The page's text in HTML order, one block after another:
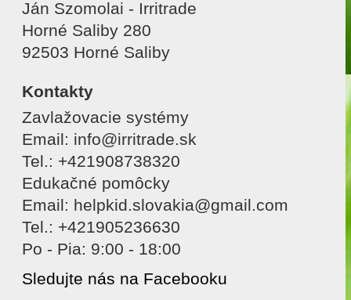
Ján Szomolai - Irritrade
Horné Saliby 280
92503 Horné Saliby
Kontakty
Zavlažovacie systémy
Email: info@irritrade.sk
Tel.: +421908738320
Edukačné pomôcky
Email: helpkid.slovakia@gmail.com
Tel.: +421905236630
Po - Pia: 9:00 - 18:00
Sledujte nás na Facebooku